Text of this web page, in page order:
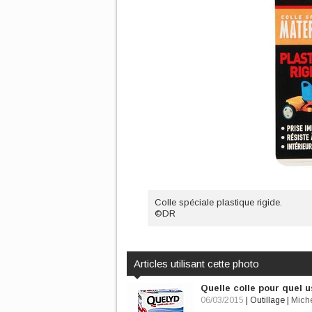
Colle spéciale plastique rigide.
©DR
Articles utilisant cette photo
Quelle colle pour quel
06/03/2015 Outillage